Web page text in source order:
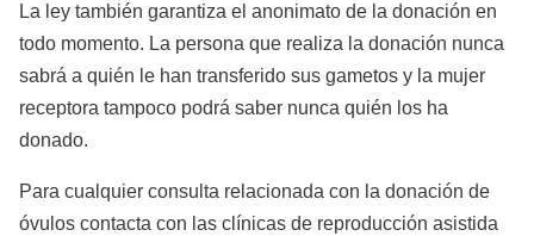
La ley también garantiza el anonimato de la donación en
todo momento. La persona que realiza la donación nunca
sabrá a quién le han transferido sus gametos y la mujer
receptora tampoco podrá saber nunca quién los ha
donado.
Para cualquier consulta relacionada con la donación de
óvulos contacta con las clínicas de reproducción asistida